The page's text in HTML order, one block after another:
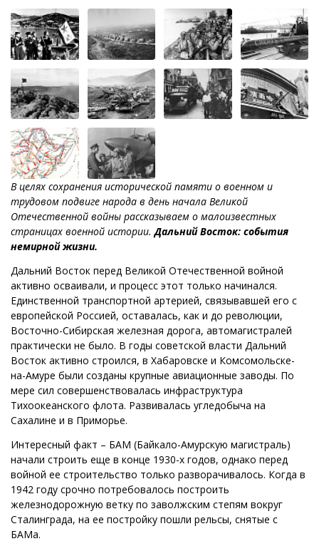
В целях сохранения исторической памяти о военном и
трудовом подвиге народа в день начала Великой
Отечественной войны рассказываем о малоизвестных
страницах военной истории.Дальний Восток: события
немирной жизни.
Дальний Восток перед Великой Отечественной войной
активно осваивали, и процесс этот только начинался.
Единственной транспортной артерией, связывавшей его с
европейской Россией, оставалась, как и до революции,
Восточно-Сибирская железная дорога, автомагистралей
практически не было. В годы советской власти Дальний
Восток активно строился, в Хабаровске и Комсомольске-
на-Амуре были созданы крупные авиационные заводы. По
мере сил совершенствовалась инфраструктура
Тихоокеанского флота. Развивалась угледобыча на
Сахалине и в Приморье.
Интересный факт – БАМ (Байкало-Амурскую магистраль)
начали строить еще в конце 1930-х годов, однако перед
войной ее строительство только разворачивалось. Когда в
1942 году срочно потребовалось построить
железнодорожную ветку по заволжским степям вокруг
Сталинграда, на ее постройку пошли рельсы, снятые с
БАМа.